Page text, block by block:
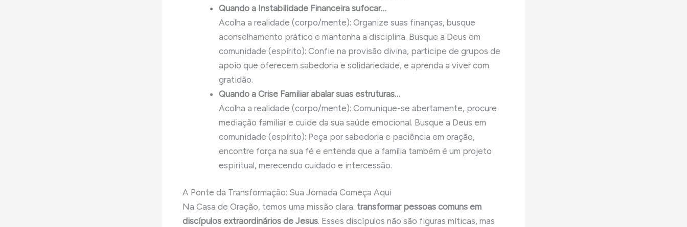
Quando a Instabilidade Financeira sufocar…
Acolha a realidade (corpo/mente): Organize suas finanças, busque
aconselhamento prático e mantenha a disciplina. Busque a Deus em
comunidade (espírito): Confie na provisão divina, participe de grupos de
apoio que oferecem sabedoria e solidariedade, e aprenda a viver com
gratidão.
Quando a Crise Familiar abalar suas estruturas…
Acolha a realidade (corpo/mente): Comunique-se abertamente, procure
mediação familiar e cuide da sua saúde emocional. Busque a Deus em
comunidade (espírito): Peça por sabedoria e paciência em oração,
encontre força na sua fé e entenda que a família também é um projeto
espiritual, merecendo cuidado e intercessão.
A Ponte da Transformação: Sua Jornada Começa Aqui
Na Casa de Oração, temos uma missão clara: transformar pessoas comuns em
discípulos extraordinários de Jesus. Esses discípulos não são figuras míticas, mas